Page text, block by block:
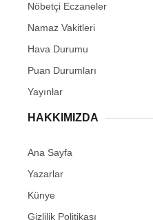
Nöbetçi Eczaneler
Namaz Vakitleri
Hava Durumu
Puan Durumları
Yayınlar
HAKKIMIZDA
Ana Sayfa
Yazarlar
Künye
Gizlilik Politikası